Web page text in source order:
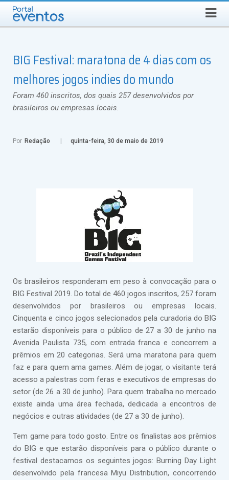
SÁBADO, 8 DE AGOSTO DE 2026 Busca
BIG Festival: maratona de 4 dias com os
melhores jogos indies do mundo
Foram 460 inscritos, dos quais 257 desenvolvidos por
brasileiros ou empresas locais.
Por Redação quinta-feira, 30 de maio de 2019
Os brasileiros responderam em peso à convocação para o
BIG Festival 2019. Do total de 460 jogos inscritos, 257 foram
desenvolvidos por brasileiros ou empresas locais.
Cinquenta e cinco jogos selecionados pela curadoria do BIG
estarão disponíveis para o público de 27 a 30 de junho na
Avenida Paulista 735, com entrada franca e concorrem a
prêmios em 20 categorias. Será uma maratona para quem
faz e para quem ama games. Além de jogar, o visitante terá
acesso a palestras com feras e executivos de empresas do
setor (de 26 a 30 de junho). Para quem trabalha no mercado
existe ainda uma área fechada, dedicada a encontros de
negócios e outras atividades (de 27 a 30 de junho).
Tem game para todo gosto. Entre os finalistas aos prêmios
do BIG e que estarão disponíveis para o público durante o
festival destacamos os seguintes jogos: Burning Day Light
desenvolvido pela francesa Miyu Distribution, concorrendo